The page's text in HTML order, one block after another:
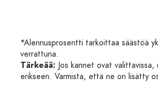
*Alennusprosentti tarkoittaa säästöä
verrattuna.
Tärkeää: Jos kannet ovat
erikseen. Varmista, että ne on lisätty